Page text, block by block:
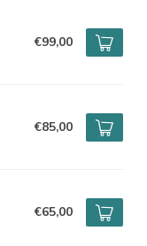
€99,00
€85,00
€65,00